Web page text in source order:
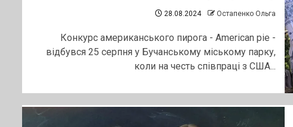
28.08.2024 Остапенко Ольга
Конкурс американського пирога - American pie -
відбувся 25 серпня у Бучанському міському парку,
коли на честь співпраці з США...